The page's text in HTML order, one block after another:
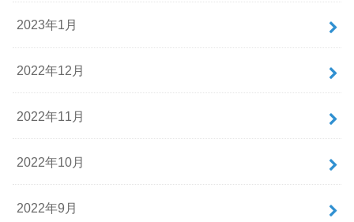
2023年1月
2022年12月
2022年11月
2022年10月
2022年9月